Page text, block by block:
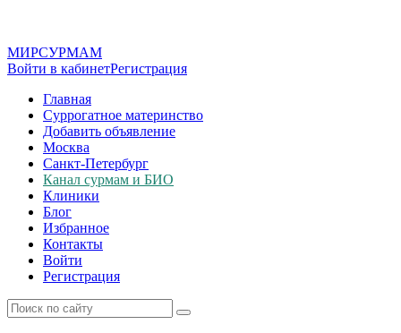
МИРСУРМАМ
Войти в кабинетРегистрация
Главная
Суррогатное материнство
Добавить объявление
Москва
Санкт-Петербург
Канал сурмам и БИО
Клиники
Блог
Избранное
Контакты
Войти
Регистрация